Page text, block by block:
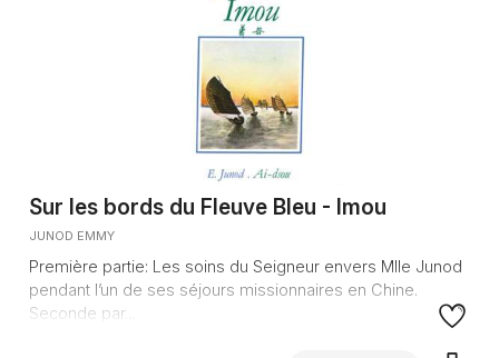
Sur les bords du Fleuve Bleu - Imou
JUNOD EMMY
Première partie: Les soins du Seigneur envers Mlle Junod
pendant l’un de ses séjours missionnaires en Chine.
Seconde par...